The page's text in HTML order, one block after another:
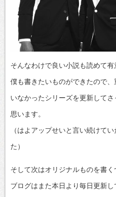
そんなわけで良い小説も読めて有
僕も書きたいものができたので
いなかったシリーズを更新して
思います。
（はよアップせいと言い続けて
た）
そして次はオリジナルものを書く
ブログはまた本日より毎日更新